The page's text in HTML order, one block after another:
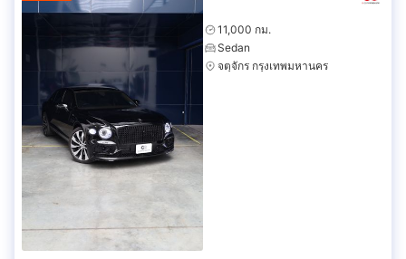
11,000 กม.
Sedan
จตุจักร กรุงเทพมหานคร